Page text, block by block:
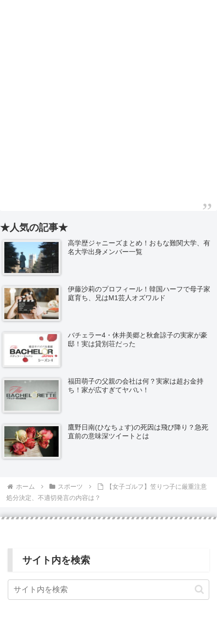
★人気の記事★
高学歴ジャニーズまとめ！おもな難関大学、有
名大学出身メンバー一覧
伊藤沙莉のプロフィール！韓国ハーフで母子家
庭育ち、兄はM1芸人オズワルド
バチェラー4・休井美郷と秋倉諒子の実家が豪
邸！実は貸別荘だった
福田萌子の父親の会社は何？実家は超お金持
ち！家が広すぎてヤバい！
鷹野日南(ひなちょす)の死因は飛び降り？急死
直前の意味深ツイートとは
ホーム スポーツ
【女子ゴルフ】笠りつ子に厳重注意
処分決定、不適切発言の内容は？
サイト内を検索